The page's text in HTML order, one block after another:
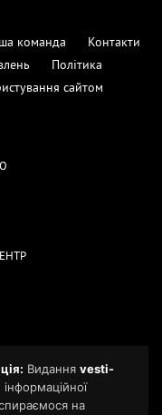
команда
Контакти
Політика
сайтом
Видання vesti-
на